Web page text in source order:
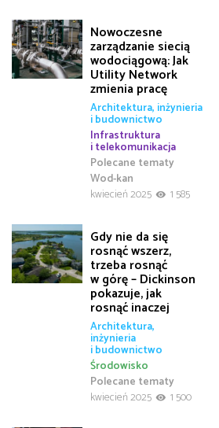
Nowoczesne
zarządzanie siecią
wodociągową: Jak
Utility Network
zmienia pracę
Architektura, inżynieria
i budownictwo
Infrastruktura
i telekomunikacja
Polecane tematy
Wod-kan
kwiecień 2025
1 585
Gdy nie da się
rosnąć wszerz,
trzeba rosnąć
w górę – Dickinson
pokazuje, jak
rosnąć inaczej
Architektura,
inżynieria
i budownictwo
Polecane tematy
Środowisko
kwiecień 2025
1 500